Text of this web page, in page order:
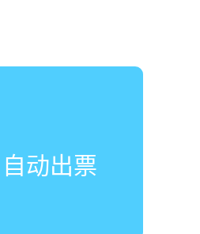
自动出票